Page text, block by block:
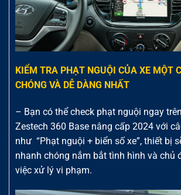
KIỂM TRA PHẠT NGUỘI CỦA XE MỘT
CHÓNG VÀ DỄ DÀNG NHẤT
– Bạn có thể check phạt nguội ngay
Zestech 360 Base nâng cấp 2024 với
như “Phạt nguội + biển số xe”, thiết bị
nhanh chóng nắm bắt tình hình và chủ
việc xử lý vi phạm.